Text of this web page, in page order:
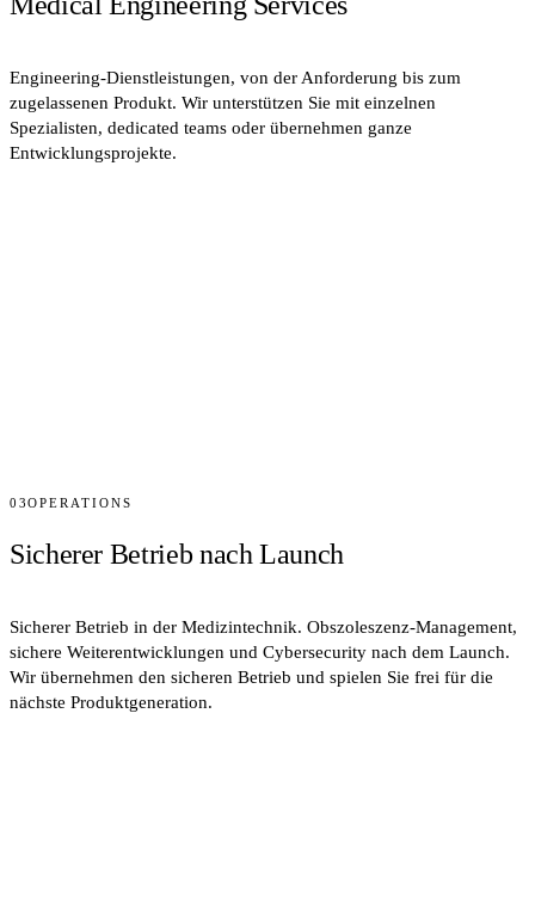
Engineering-Dienstleistungen, von der Anforderung bis zum
zugelassenen Produkt. Wir unterstützen Sie mit einzelnen
Spezialisten, dedicated teams oder übernehmen ganze
Entwicklungsprojekte.
03OPERATIONS
Sicherer Betrieb nach Launch
Sicherer Betrieb in der Medizintechnik. Obszoleszenz-Management,
sichere Weiterentwicklungen und Cybersecurity nach dem Launch.
Wir übernehmen den sicheren Betrieb und spielen Sie frei für die
nächste Produktgeneration.